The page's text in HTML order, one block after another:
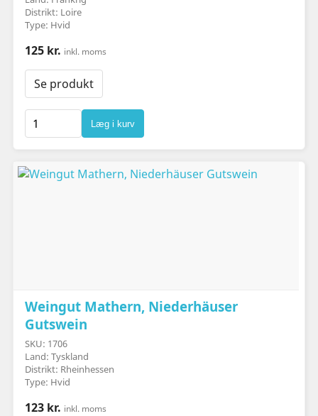
Distrikt: Loire
Type: Hvid
125 kr. inkl. moms
Se produkt
Læg i kurv
Weingut Mathern, Niederhäuser
Gutswein
SKU: 1706
Land: Tyskland
Distrikt: Rheinhessen
Type: Hvid
123 kr. inkl. moms